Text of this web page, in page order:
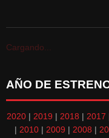
Cargando...
AÑO DE
2020| 2019 | 2018 | 2017
| 2010 | 2009 | 2008 |